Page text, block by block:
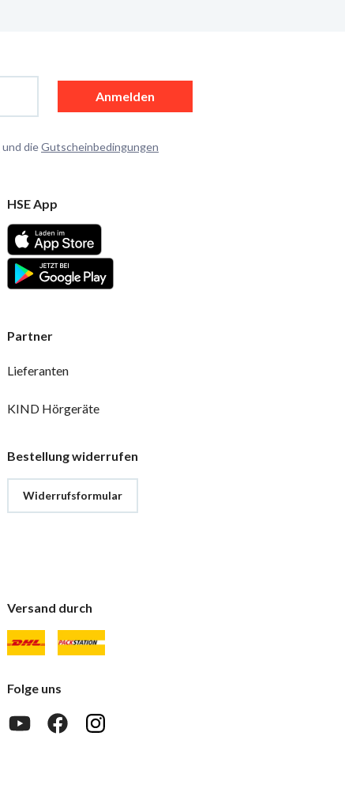
Anmelden
und dieGutscheinbedingungen
HSE App
Partner
Lieferanten
KIND Hörgeräte
Bestellung widerrufen
Widerrufsformular
Versand durch
Folge uns